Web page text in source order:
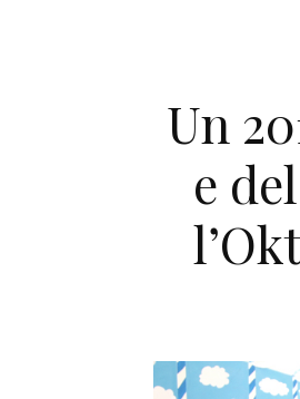
Un
e